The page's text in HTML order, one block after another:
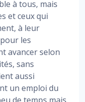
à tous, mais
et ceux qui
à leur
les
avancer selon
sans
aussi
un emploi du